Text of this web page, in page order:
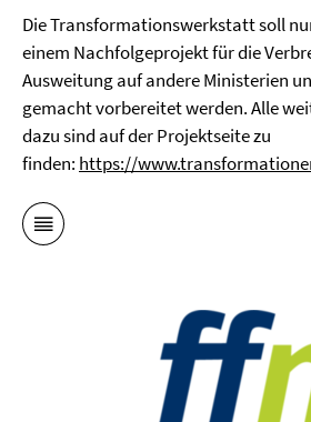
Die Transformationswerkstatt soll
einem Nachfolgeprojekt für die
Ausweitung auf andere Ministerien
gemacht vorbereitet werden. Alle
dazu sind auf der Projektseite zu
finden: https://